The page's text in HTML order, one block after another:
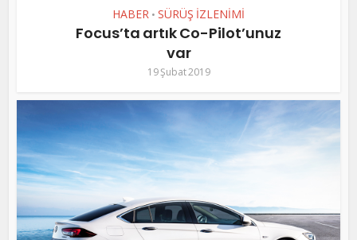
HABER • SÜRÜŞ İZLENİMİ
Focus’ta artık Co-Pilot’unuz
var
19 Şubat 2019